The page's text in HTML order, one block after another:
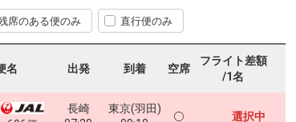
席のある便のみ 直行便のみ
名 出発 到着 空席
フライト差額
/1名
長崎
東京(羽田)
選択中